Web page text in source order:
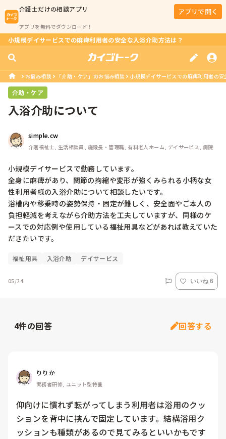
介護士だけの相談アプリ
アプリを無料でダウンロード！
アプリで開く
小規模デイサービスでの麻痺利用者の安全な入浴介助方法は？
お悩み相談 「介助・ケア」のお悩み相談 小規模デイサービスでの麻痺利用者の
介助・ケア
入浴介助について
simple.cw
介護福祉士, 生活相談員, 施設長・管理職, 有料老人ホーム, デイサービス, 病院
小規模デイサービスで勤務しています。
全身に麻痺があり、関節の拘縮や変形が強くみられる小柄な女
性利用者様の入浴介助について相談したいです。
浴槽内や移乗時の姿勢保持・固定が難しく、安全面やご本人の
負担軽減を考えながら介助方法を工夫していますが、同様のケ
ースでの対応例や使用している福祉用具などがあれば教えていた
だきたいです。
福祉用具 入浴介助 デイサービス
05/24 いいね 6
4件の回答 回答する
りりか
実務者研修, ユニット型特養
仰向けに慣れず転がってしまう利用者は浴用のクッ
ションを背中に挟んで固定しています。結構浴用ク
ッションも種類があるので見てみるといいかもです